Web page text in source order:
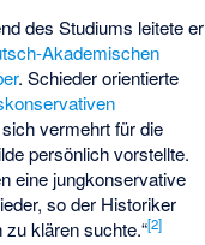
des Studiums leitete er
Akademischen
. Schieder orientierte
vermehrt für die
persönlich vorstellte.
eine jungkonservative
so der Historiker
zu klären suchte.“[2]